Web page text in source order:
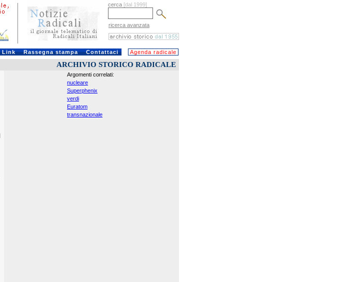
cerca [dal 1999]
ricerca avanzata
Link Rassegna stampa Contattaci Agenda radicale
ARCHIVIO STORICO RADICALE
Argomenti correlati:
nucleare
Superphenix
verdi
Euratom
transnazionale